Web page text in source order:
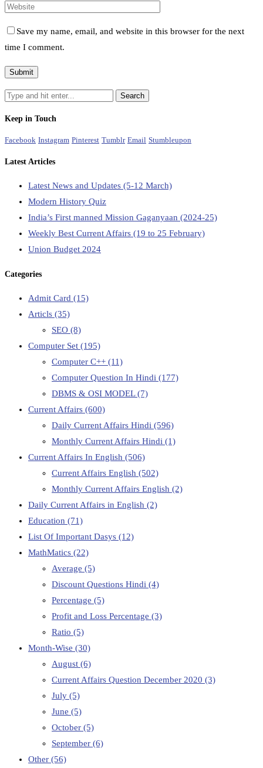
Save my name, email, and website in this browser for the next
time I comment.
Keep in Touch
Facebook Instagram Pinterest Tumblr Email Stumbleupon
Latest Articles
Latest News and Updates (5-12 March)
Modern History Quiz
India’s First manned Mission Gaganyaan (2024-25)
Weekly Best Current Affairs (19 to 25 February)
Union Budget 2024
Categories
Admit Card (15)
Articls (35)
SEO (8)
Computer Set (195)
Computer C++ (11)
Computer Question In Hindi (177)
DBMS & OSI MODEL(7)
Current Affairs (600)
Daily Current Affairs Hindi (596)
Monthly Current Affairs Hindi (1)
Current Affairs In English (506)
Current Affairs English (502)
Monthly Current Affairs English (2)
Daily Current Affairs in English (2)
Education (71)
List Of Important Dasys (12)
MathMatics (22)
Average (5)
Discount Questions Hindi (4)
Percentage (5)
Profit and Loss Percentage (3)
Ratio (5)
Month-Wise (30)
August (6)
Current Affairs Question December 2020 (3)
July (5)
June (5)
October (5)
September (6)
Other (56)